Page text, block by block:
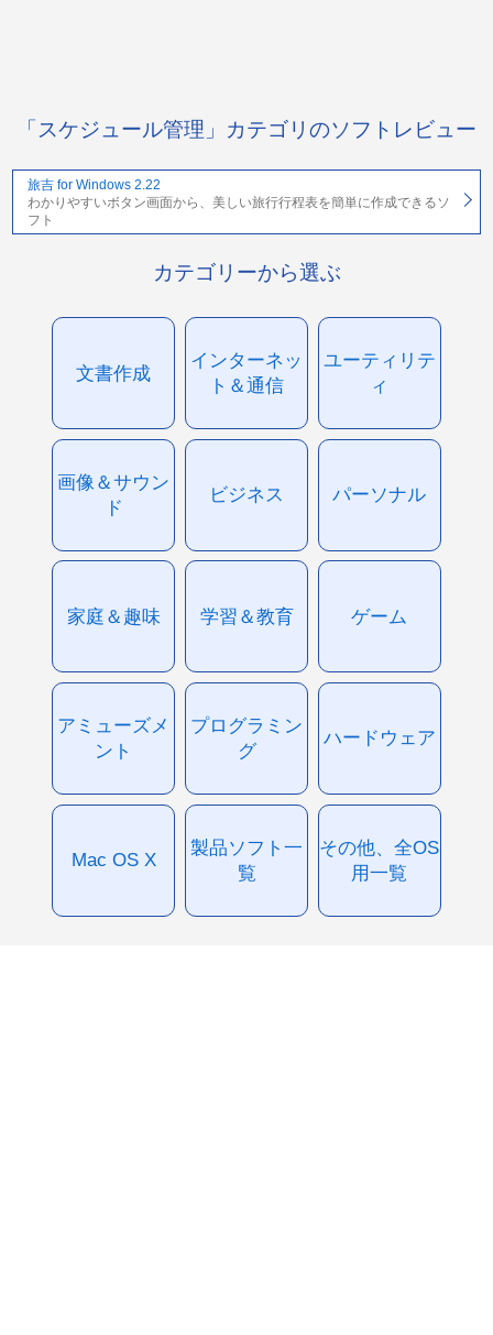
「スケジュール管理」カテゴリのソフトレビュー
旅吉 for Windows 2.22
わかりやすいボタン画面から、美しい旅行行程表を簡単に作成できるソ
フト
カテゴリーから選ぶ
文書作成
インターネッ
ト＆通信
ユーティリテ
ィ
画像＆サウン
ド
ビジネス パーソナル
家庭＆趣味 学習＆教育 ゲーム
アミューズメ
ント
プログラミン
グ
ハードウェア
Mac OS X
製品ソフト一
覧
その他、全OS
用一覧